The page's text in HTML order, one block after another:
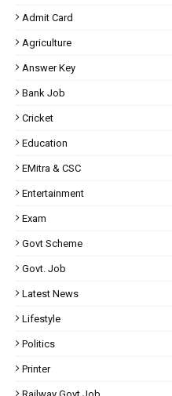
Admit Card
Agriculture
Answer Key
Bank Job
Cricket
Education
EMitra & CSC
Entertainment
Exam
Govt Scheme
Govt. Job
Latest News
Lifestyle
Politics
Printer